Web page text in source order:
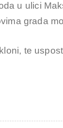
u ulici
grada
te